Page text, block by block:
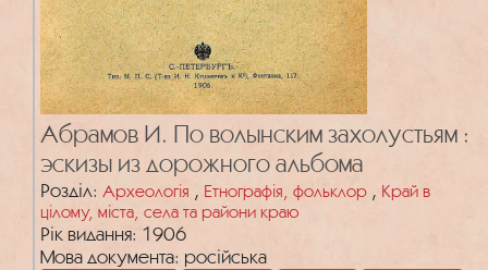
Абрамов И. По волынским захолустьям :
эскизы из дорожного альбома
Розділ: Археологія , Етнографія, фольклор , Край в
цілому, міста, села та райони краю
Рік видання: 1906
Мова документа: російська